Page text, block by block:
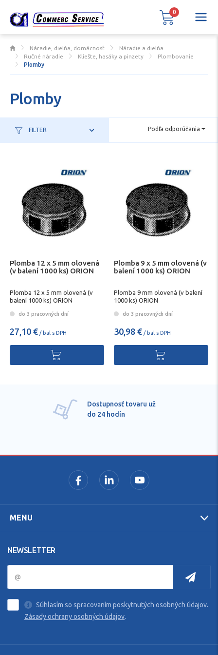
Náradie, dielňa, domácnosť
Náradie a dielňa
Ručné náradie
Kliešte, hasáky a pinzety
Plombovanie
Plomby
Plomby
FILTER Podľa odporúčania
Plomba 12 x 5 mm olovená
(v balení 1000 ks) ORION
Plomba 12 x 5 mm olovená (v
balení 1000 ks) ORION
do 3 pracovných dní
27,10 € / bal s DPH
Plomba 9 x 5 mm olovená (v
balení 1000 ks) ORION
Plomba 9 mm olovená (v balení
1000 ks) ORION
do 3 pracovných dní
30,98 € / bal s DPH
Dostupnosť tovaru už
do 24 hodín
MENU
NEWSLETTER
Súhlasím so spracovaním poskytnutých osobných údajov.
Zásady ochrany osobných údajov.
0